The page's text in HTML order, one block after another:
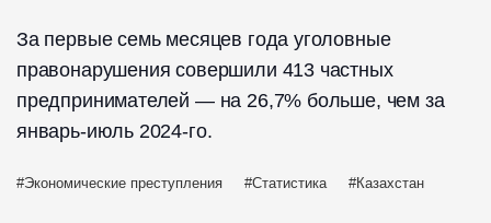
За первые семь месяцев года уголовные
правонарушения совершили 413 частных
предпринимателей — на 26,7% больше, чем за
январь-июль 2024-го.
Экономические преступления Статистика Казахстан